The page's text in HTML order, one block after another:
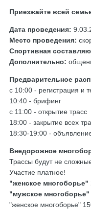
Приезжайте всей
Дата проведения:
Место проведения:
Спортивная
Дополнительно:
Предварительное
с 10:00 - регистрация и
10:40 - брифинг
с 11:00 - открытие трасс
18:00 - закрытие всех
18:30-19:00 -
Внедорожное
Трассы будут не
Участие платное!
"женское многоборье"
"мужское многоборье"
"женское многоборье"